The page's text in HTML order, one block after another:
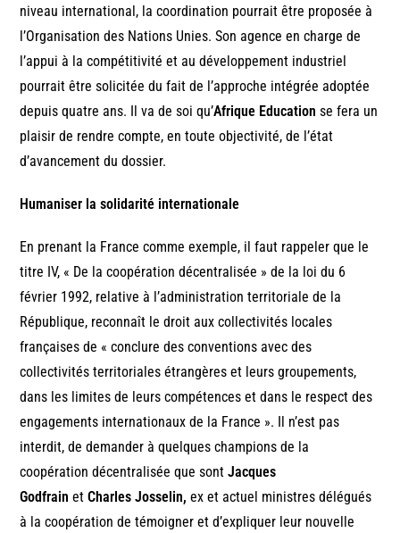
niveau international, la coordination pourrait être proposée à
l’Organisation des Nations Unies. Son agence en charge de
l’appui à la compétitivité et au développement industriel
pourrait être solicitée du fait de l’approche intégrée adoptée
depuis quatre ans. Il va de soi qu’Afrique Education se fera un
plaisir de rendre compte, en toute objectivité, de l’état
d’avancement du dossier.
Humaniser la solidarité internationale
En prenant la France comme exemple, il faut rappeler que le
titre IV, « De la coopération décentralisée » de la loi du 6
février 1992, relative à l’administration territoriale de la
République, reconnaît le droit aux collectivités locales
françaises de « conclure des conventions avec des
collectivités territoriales étrangères et leurs groupements,
dans les limites de leurs compétences et dans le respect des
engagements internationaux de la France ». Il n’est pas
interdit, de demander à quelques champions de la
coopération décentralisée que sontJacques
Godfrain et Charles Josselin, ex et actuel ministres délégués
à la coopération de témoigner et d’expliquer leur nouvelle